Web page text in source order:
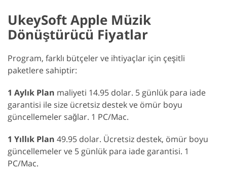
UkeySoft Apple Müzik
Dönüştürücü Fiyatlar
Program, farklı bütçeler ve ihtiyaçlar için çeşitli
paketlere sahiptir:
1 Aylık Plan maliyeti 14.95 dolar. 5 günlük para iade
garantisi ile size ücretsiz destek ve ömür boyu
güncellemeler sağlar. 1 PC/Mac.
1 Yıllık Plan 49.95 dolar. Ücretsiz destek, ömür boyu
güncellemeler ve 5 günlük para iade garantisi. 1
PC/Mac.